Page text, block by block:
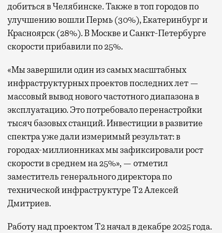
добиться в Челябинске. Также в топ городов по
улучшению вошли Пермь (30%), Екатеринбург и
Красноярск (28%). В Москве и Санкт-Петербурге
скорости прибавили по 25%.
«Мы завершили один из самых масштабных
инфраструктурных проектов последних лет —
массовый вывод нового частотного диапазона в
эксплуатацию. Это потребовало перенастройки
тысяч базовых станций. Инвестиции в развитие
спектра уже дали измеримый результат: в
городах-миллионниках мы зафиксировали рост
скорости в среднем на 25%», — отметил
заместитель генерального директора по
технической инфраструктуре Т2 Алексей
Дмитриев.
Работу над проектом Т2 начал в декабре 2025 года.